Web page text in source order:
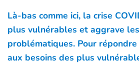
Là-bas comme ici, la crise
plus vulnérables et aggrave
problématiques. Pour
aux besoins des plus